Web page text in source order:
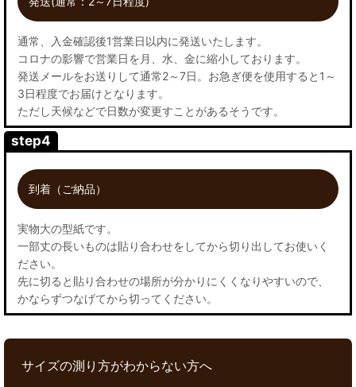
通常、入金確認後1営業日以内に発送いたします。
コロナの影響で営業日を月、水、金に縮小しております。
発送メールをお送りして通常2～7日。お急ぎ便を使用すると1～
3日程度でお届けとなります。
ただし天候などで日数が変更すことがあるそうです。
step4
到着（ご納品）
実物大の型紙です。
一部丈の長いものは貼り合わせをしてから切り出してお使いく
ださい。
先に切ると貼り合わせの場所が分かりにくくなりやすいので、
かならずつなげてから切ってください。
サイズの測り方がわからない方へ